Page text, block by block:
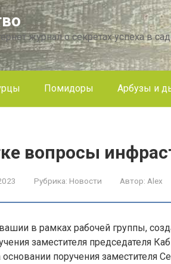
журнал о секретах успеха в
Помидоры Арбузы и
вопросы
Рубрика: Новости Автор: Alex
в рамках рабочей группы,
заместителя председателя
поручения заместителя